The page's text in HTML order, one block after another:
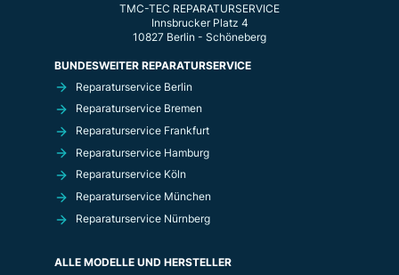
TMC-TEC REPARATURSERVICE
Innsbrucker Platz 4
10827 Berlin - Schöneberg
BUNDESWEITER REPARATURSERVICE
Reparaturservice Berlin
Reparaturservice Bremen
Reparaturservice Frankfurt
Reparaturservice Hamburg
Reparaturservice Köln
Reparaturservice München
Reparaturservice Nürnberg
ALLE MODELLE UND HERSTELLER